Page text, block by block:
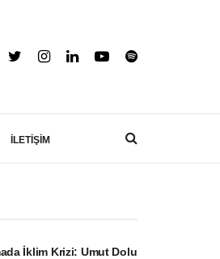
İLETİŞİM
İklim Krizi: Umut Dolu